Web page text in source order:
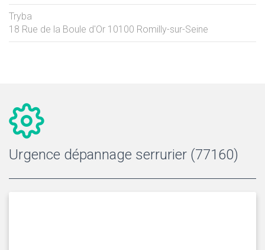
Tryba
18 Rue de la Boule d'Or 10100 Romilly-sur-Seine
Urgence dépannage serrurier (77160)